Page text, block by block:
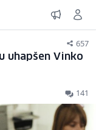
657
uhapšen Vinko
141